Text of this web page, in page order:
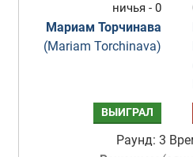
ничья - 0
Мариам Торчинава
(Mariam Torchinava)
ВЫИГРАЛ
Раунд: 3